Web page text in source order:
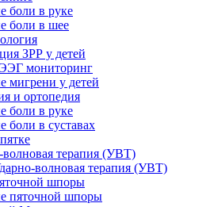
боли в руке
боли в шее
ЗРР у детей
мониторинг
мигрени у детей
и ортопедия
боли в руке
боли в суставах
волновая терапия (УВТ)
волновая терапия (УВТ)
шпоры
пяточной шпоры